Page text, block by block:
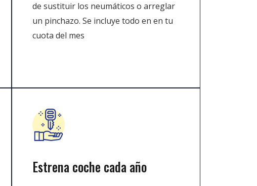
de sustituir los neumáticos o arreglar
un pinchazo. Se incluye todo en en tu
cuota del mes
Estrena coche cada año